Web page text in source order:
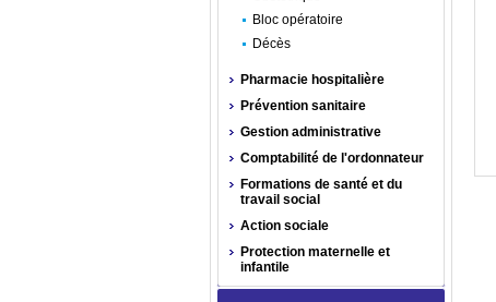
Bloc opératoire
Décès
Pharmacie hospitalière
Prévention sanitaire
Gestion administrative
Comptabilité de l'ordonnateur
Formations de santé et du
travail social
Action sociale
Protection maternelle et
infantile